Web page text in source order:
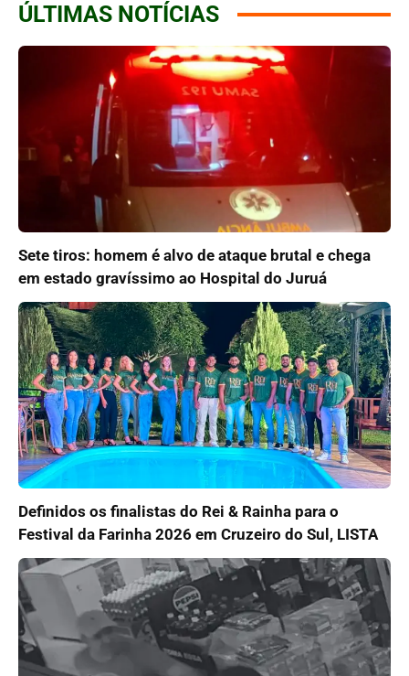
ÚLTIMAS NOTÍCIAS
Sete tiros: homem é alvo de ataque brutal e chega
em estado gravíssimo ao Hospital do Juruá
Definidos os finalistas do Rei & Rainha para o
Festival da Farinha 2026 em Cruzeiro do Sul, LISTA